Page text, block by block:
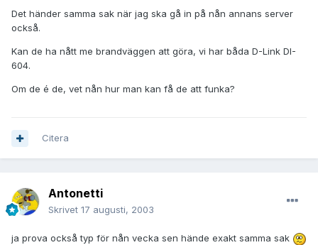
Det händer samma sak när jag ska gå in på nån annans server
också.
Kan de ha nått me brandväggen att göra, vi har båda D-Link DI-
604.
Om de é de, vet nån hur man kan få de att funka?
Citera
Antonetti
Skrivet 17 augusti, 2003
ja prova också typ för nån vecka sen hände exakt samma sak